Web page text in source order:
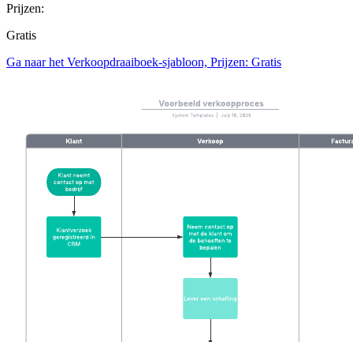
Prijzen:
Gratis
Ga naar het Verkoopdraaiboek-sjabloon, Prijzen: Gratis